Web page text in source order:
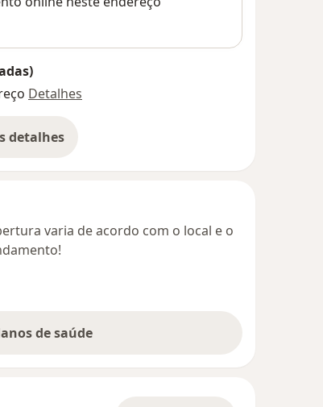
Detalhes
detalhes
o endereço
varia de acordo com o local e o
de saúde